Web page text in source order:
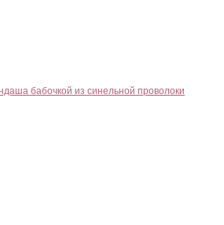
бабочкой из синельной проволоки